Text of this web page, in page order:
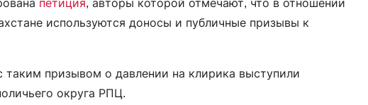
петиция, авторы которой отмечают, что в отношении
используются доносы и публичные призывы к
таким призывом о давлении на клирика выступили
округа РПЦ.